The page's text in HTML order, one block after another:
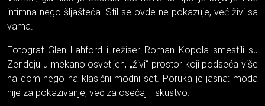
intimna nego šljašteća. Stil se ovde ne pokazuje, već živi sa
vama.
Fotograf Glen Lahford i režiser Roman Kopola smestili su
Zendeju u mekano osvetljen, „živi“ prostor koji podseća više
na dom nego na klasični modni set. Poruka je jasna: moda
nije za pokazivanje, već za osećaj i iskustvo.